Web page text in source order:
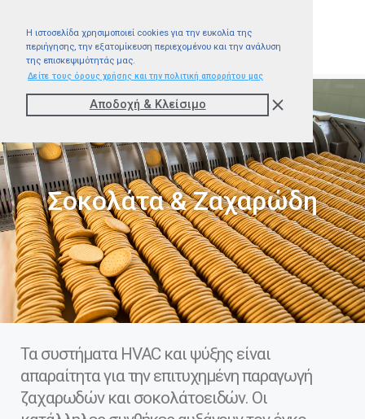
Η ιστοσελίδα χρησιμοποιεί cookies για την ευκολία της
περιήγησης, την εξατομίκευση περιεχομένου και την ανάλυση
της επισκεψιμότητάς μας.
Δείτε τους όρους χρήσης και την πολιτική απορρήτου μας
Αποδοχή & Kλείσιμο
Σοκολάτα & Ζαχαρώδη
Τα συστήματα HVAC και ψύξης είναι
απαραίτητα για την επιτυχημένη παραγωγή
ζαχαρωδών και σοκολάτοειδών. Οι